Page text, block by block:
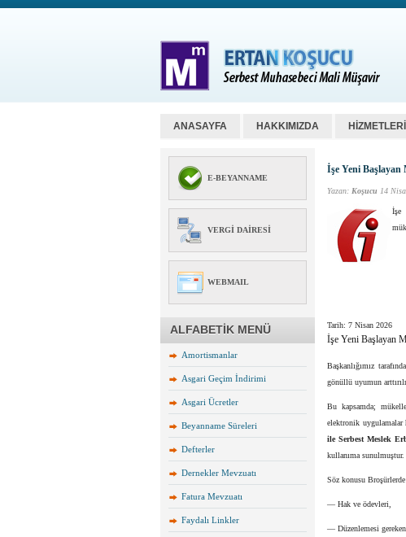
ANASAYFA HAKKIMIZDA
E-BEYANNAME
VERGI DAIRESI
WEBMAIL
ALFABETİK MENÜ
Amortismanlar
Asgari Geçim İndirimi
Asgari Ücretler
Beyanname Süreleri
Defterler
Dernekler Mevzuatı
Fatura Mevzuatı
Faydalı Linkler
İşe Yeni Başlayan
Yazan: Koşucu 14
İşe
Tarih: 7 Nisan 2026
İşe Yeni Başlayan
Başkanlığımız
gönüllü uyumun
Bu kapsamda;
elektronik uygulamalar
ile Serbest Meslek
kullanıma sunulmuştur.
Söz konusu
— Hak ve ödevleri,
— Düzenlemesi